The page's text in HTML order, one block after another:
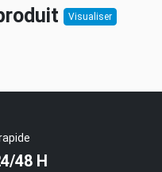
Visualiser
48 H